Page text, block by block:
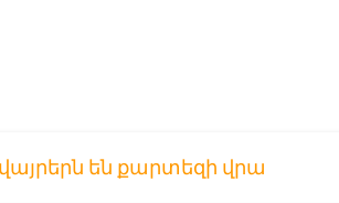
են քարտեզի վրա